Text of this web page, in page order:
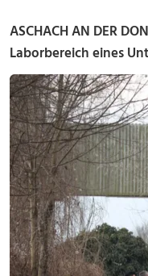
ASCHACH AN DER
Laborbereich eines